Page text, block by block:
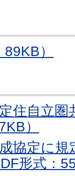
）
住自立圏
）
協定に規
形式：